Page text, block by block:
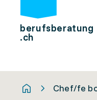
berufsberatung
.ch
Chef/fe